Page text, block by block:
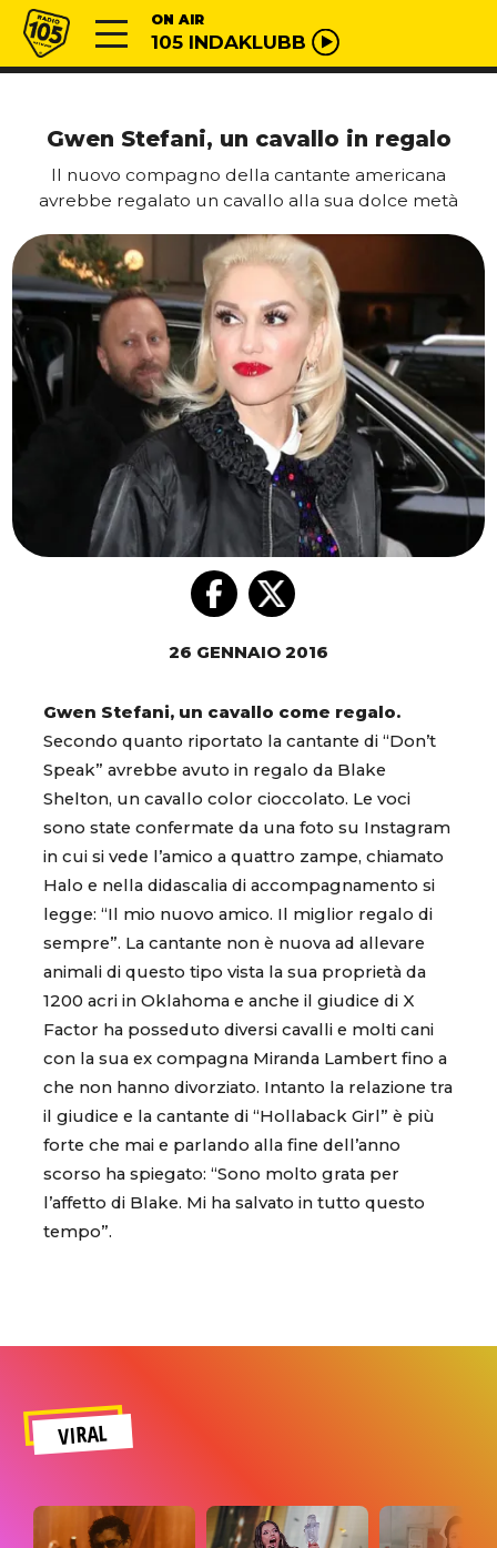
Vai al contenuto
Radio 105 ON AIR
105 INDAKLUBB
Gwen Stefani, un cavallo in regalo
Il nuovo compagno della cantante americana
avrebbe regalato un cavallo alla sua dolce metà
26 GENNAIO 2016
Gwen Stefani, un cavallo come regalo.
Secondo quanto riportato la cantante di “Don’t
Speak” avrebbe avuto in regalo da Blake
Shelton, un cavallo color cioccolato. Le voci
sono state confermate da una foto su Instagram
in cui si vede l’amico a quattro zampe, chiamato
Halo e nella didascalia di accompagnamento si
legge: “Il mio nuovo amico. Il miglior regalo di
sempre”. La cantante non è nuova ad allevare
animali di questo tipo vista la sua proprietà da
1200 acri in Oklahoma e anche il giudice di X
Factor ha posseduto diversi cavalli e molti cani
con la sua ex compagna Miranda Lambert fino a
che non hanno divorziato. Intanto la relazione tra
il giudice e la cantante di “Hollaback Girl” è più
forte che mai e parlando alla fine dell’anno
scorso ha spiegato: “Sono molto grata per
l’affetto di Blake. Mi ha salvato in tutto questo
tempo”.
VIRAL